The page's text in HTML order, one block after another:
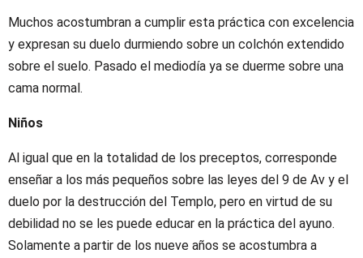
Muchos acostumbran a cumplir esta práctica con excelencia
y expresan su duelo durmiendo sobre un colchón extendido
sobre el suelo. Pasado el mediodía ya se duerme sobre una
cama normal.
Niños
Al igual que en la totalidad de los preceptos, corresponde
enseñar a los más pequeños sobre las leyes del 9 de Av y el
duelo por la destrucción del Templo, pero en virtud de su
debilidad no se les puede educar en la práctica del ayuno.
Solamente a partir de los nueve años se acostumbra a